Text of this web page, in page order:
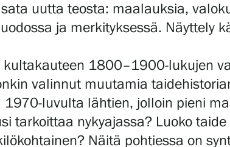
uutta teosta: maalauksia,
ja merkityksessä. Näyttely
1800–1900-lukujen
valinnut muutamia
luvulta lähtien, jolloin pieni
tarkoittaa nykyajassa? Luoko
Näitä pohtiessa on